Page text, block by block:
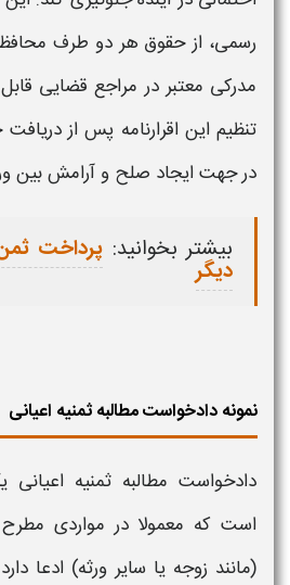
رسمی، از حقوق هر دو طرف
مدرکی معتبر در مراجع قضایی قابل
تنظیم ایناقرارنامه پس از دریافت
در جهت ایجاد صلح و آرامش بین
بیشتر بخوانید: پرداخت
دیگر
نمونه دادخواست مطالبه ثمنیه اعیانی
دادخواست مطالبه ثمنیه اعیانی
است که معمولا در مواردی
(مانند زوجه یا سایر ورثه) ادعا